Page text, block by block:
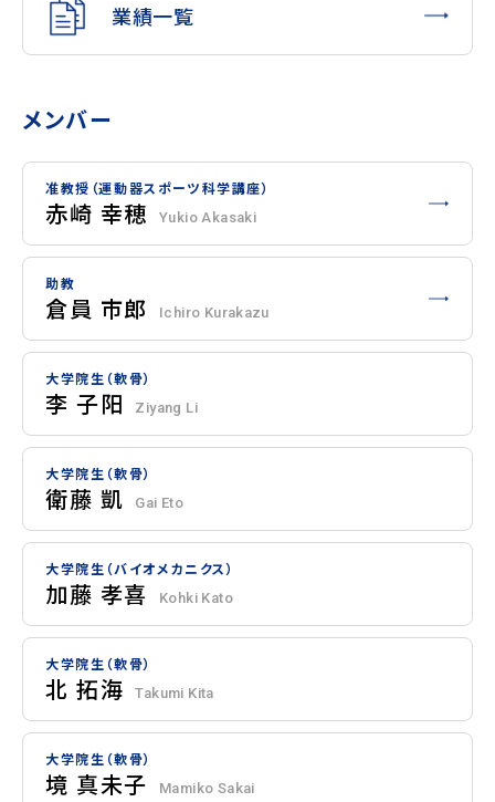
業績一覧
メンバー
准教授（運動器スポーツ科学講座）
赤崎 幸穂 Yukio Akasaki
助教
倉員 市郎 Ichiro Kurakazu
大学院生（軟骨）
李 子阳 Ziyang Li
大学院生（軟骨）
衛藤 凱 Gai Eto
大学院生（バイオメカニクス）
加藤 孝喜 Kohki Kato
大学院生（軟骨）
北 拓海 Takumi Kita
大学院生（軟骨）
境 真未子 Mamiko Sakai